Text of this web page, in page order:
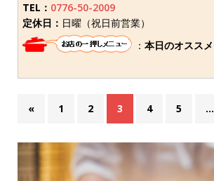
TEL： 0776-50-2009
定休日： 日曜（祝日前営業）
： 本日のオススメ
« 1 2 3 4 5 …